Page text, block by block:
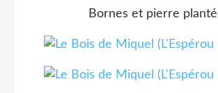
Bornes et pierre